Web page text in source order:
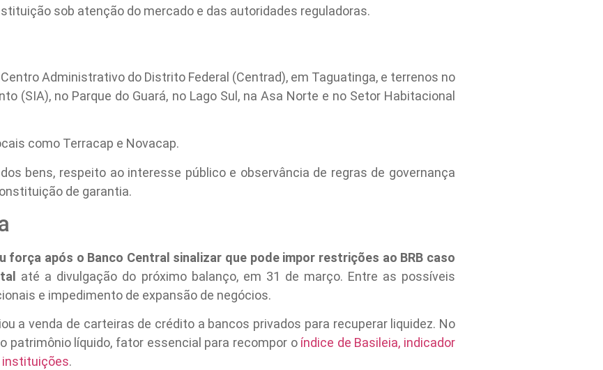
sob atenção do mercado e das autoridades reguladoras.
Administrativo do Distrito Federal (Centrad), em Taguatinga, e terrenos no
(SIA), no Parque do Guará, no Lago Sul, na Asa Norte e no Setor Habitacional
como Terracap e Novacap.
bens, respeito ao interesse público e observância de regras de governança
de garantia.
força após o Banco Central sinalizar que pode impor restrições ao BRB caso
até a divulgação do próximo balanço, em 31 de março. Entre as possíveis
e impedimento de expansão de negócios.
a venda de carteiras de crédito a bancos privados para recuperar liquidez. No
patrimônio líquido, fator essencial para recompor o índice de Basileia, indicador
instituições.